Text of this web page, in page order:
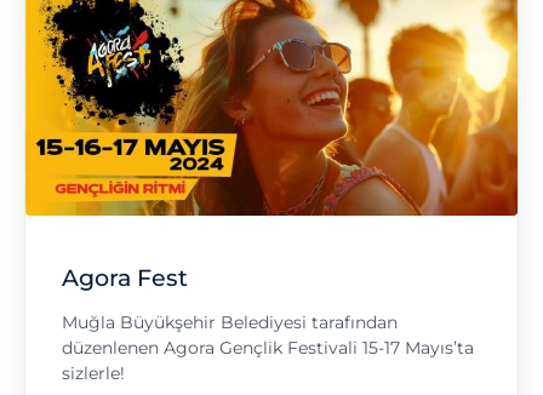
Agora Fest
Muğla Büyükşehir Belediyesi tarafından
düzenlenen Agora Gençlik Festivali 15-17 Mayıs’ta
sizlerle!